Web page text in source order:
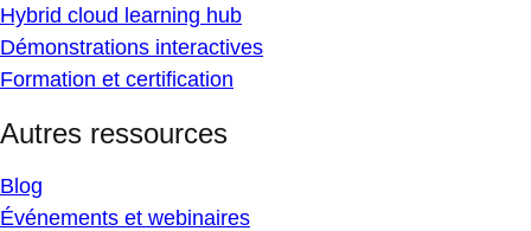
Hybrid cloud learning hub
Démonstrations interactives
Formation et certification
Autres ressources
Blog
Événements et webinaires